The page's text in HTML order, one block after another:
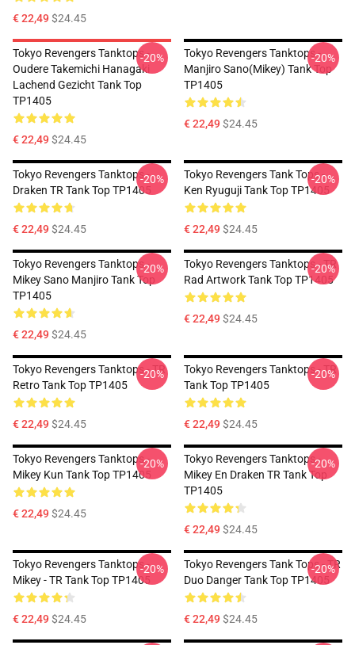
€ 22,49$24.45
Tokyo Revengers Tanktops -
Oudere Takemichi Hanagaki
Lachend Gezicht Tank Top
TP1405
€ 22,49$24.45
-20%
Tokyo Revengers Tanktops -
Manjiro Sano(Mikey) Tank Top
TP1405
€ 22,49$24.45
-20%
Tokyo Revengers Tanktops -
Draken TR Tank Top TP1405
€ 22,49$24.45
-20%
Tokyo Revengers Tank Tops -
Ken Ryuguji Tank Top TP1405
€ 22,49$24.45
-20%
Tokyo Revengers Tanktops -
Mikey Sano Manjiro Tank Top
TP1405
€ 22,49$24.45
-20%
Tokyo Revengers Tanktops - TR
Rad Artwork Tank Top TP1405
€ 22,49$24.45
-20%
Tokyo Revengers Tanktops - TR
Retro Tank Top TP1405
€ 22,49$24.45
-20%
Tokyo Revengers Tanktops - TR
Tank Top TP1405
€ 22,49$24.45
-20%
Tokyo Revengers Tanktops -
Mikey Kun Tank Top TP1405
€ 22,49$24.45
-20%
Tokyo Revengers Tanktops -
Mikey En Draken TR Tank Top
TP1405
€ 22,49$24.45
-20%
Tokyo Revengers Tanktops -
Mikey - TR Tank Top TP1405
€ 22,49$24.45
-20%
Tokyo Revengers Tank Tops - TR
Duo Danger Tank Top TP1405
€ 22,49$24.45
-20%